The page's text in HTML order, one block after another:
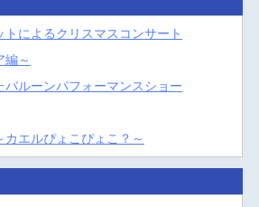
によるクリスマスコンサート
編～
ルーンパフォーマンスショー
カエルぴょこぴょこ？～